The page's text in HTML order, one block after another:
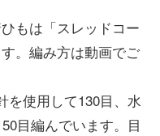
もは「スレッドコー
。編み方は動画でご
を使用して130目、水
目編んでいます。目